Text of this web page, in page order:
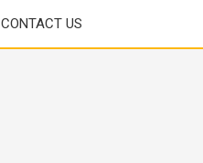
CONTACT US